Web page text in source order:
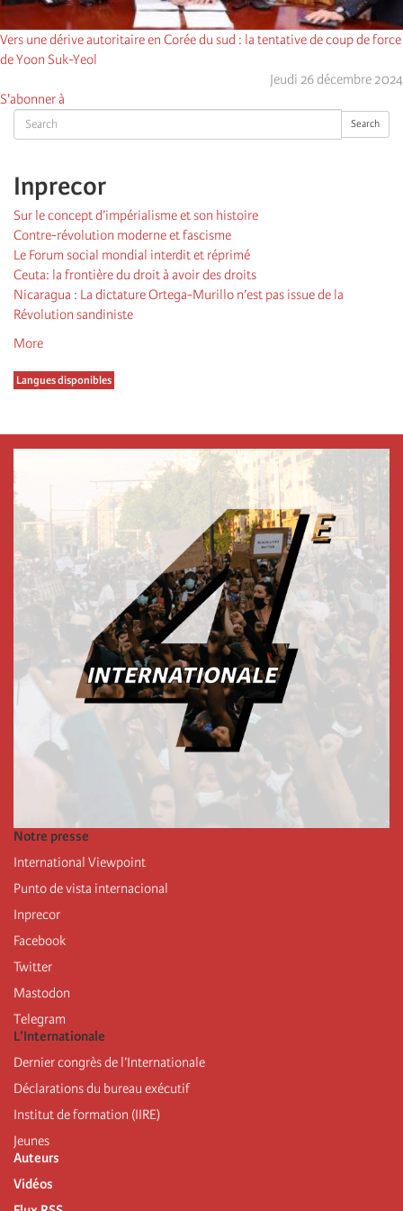
Search Search
Inprecor
Sur le concept d’impérialisme et son histoire
Contre-révolution moderne et fascisme
Le Forum social mondial interdit et réprimé
Ceuta: la frontière du droit à avoir des droits
Nicaragua : La dictature Ortega-Murillo n’est pas issue de la
Révolution sandiniste
More
Langues disponibles
Vers une dérive autoritaire en Corée du sud : la tentative de coup de force
de Yoon Suk-Yeol
Jeudi 26 décembre 2024
S'abonner à
Notre presse
International Viewpoint
Punto de vista internacional
Inprecor
Facebook
Twitter
Mastodon
Telegram
L’Internationale
Dernier congrès de l’Internationale
Déclarations du bureau exécutif
Institut de formation (IIRE)
Jeunes
Auteurs
Vidéos